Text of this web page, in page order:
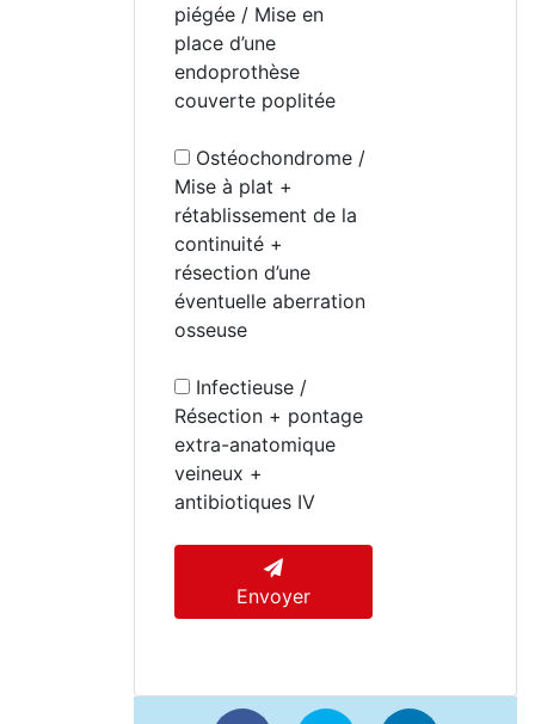
piégée / Mise en
place d’une
endoprothèse
couverte poplitée
Ostéochondrome /
Mise à plat +
rétablissement de la
continuité +
résection d’une
éventuelle aberration
osseuse
Infectieuse /
Résection + pontage
extra-anatomique
veineux +
antibiotiques IV
Envoyer